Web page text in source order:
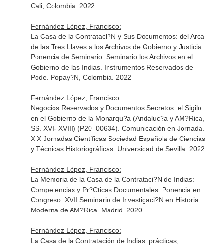
Cali, Colombia. 2022
Fernández López, Francisco:
La Casa de la Contrataci?N y Sus Documentos: del Arca
de las Tres Llaves a los Archivos de Gobierno y Justicia.
Ponencia de Seminario. Seminario los Archivos en el
Gobierno de las Indias. Instrumentos Reservados de
Pode. Popay?N, Colombia. 2022
Fernández López, Francisco:
Negocios Reservados y Documentos Secretos: el Sigilo
en el Gobierno de la Monarqu?a (Andaluc?a y AM?Rica,
SS. XVI- XVIII) (P20_00634). Comunicación en Jornada.
XIX Jornadas Científicas Sociedad Española de Ciencias
y Técnicas Historiográficas. Universidad de Sevilla. 2022
Fernández López, Francisco:
La Memoria de la Casa de la Contrataci?N de Indias:
Competencias y Pr?Cticas Documentales. Ponencia en
Congreso. XVII Seminario de Investigaci?N en Historia
Moderna de AM?Rica. Madrid. 2020
Fernández López, Francisco:
La Casa de la Contratación de Indias: prácticas,